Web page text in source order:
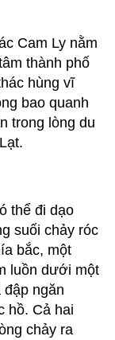
Cam Ly nằm
thành phố
hùng vĩ
bao quanh
trong lòng du
thể đi dạo
suối chảy róc
bắc, một
luồn dưới một
ngăn
hồ. Cả hai
chảy ra